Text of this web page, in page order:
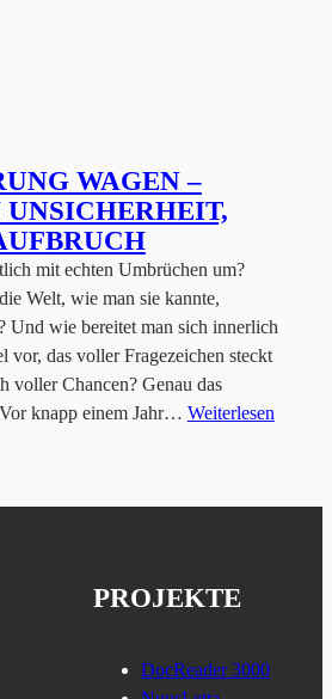
WAGEN –
mit echten Umbrüchen um?
Welt, wie man sie kannte,
Und wie bereitet man sich innerlich
vor, das voller Fragezeichen steckt
voller Chancen? Genau das
knapp einem Jahr… Weiterlesen
PROJEKTE
DocReader 3000